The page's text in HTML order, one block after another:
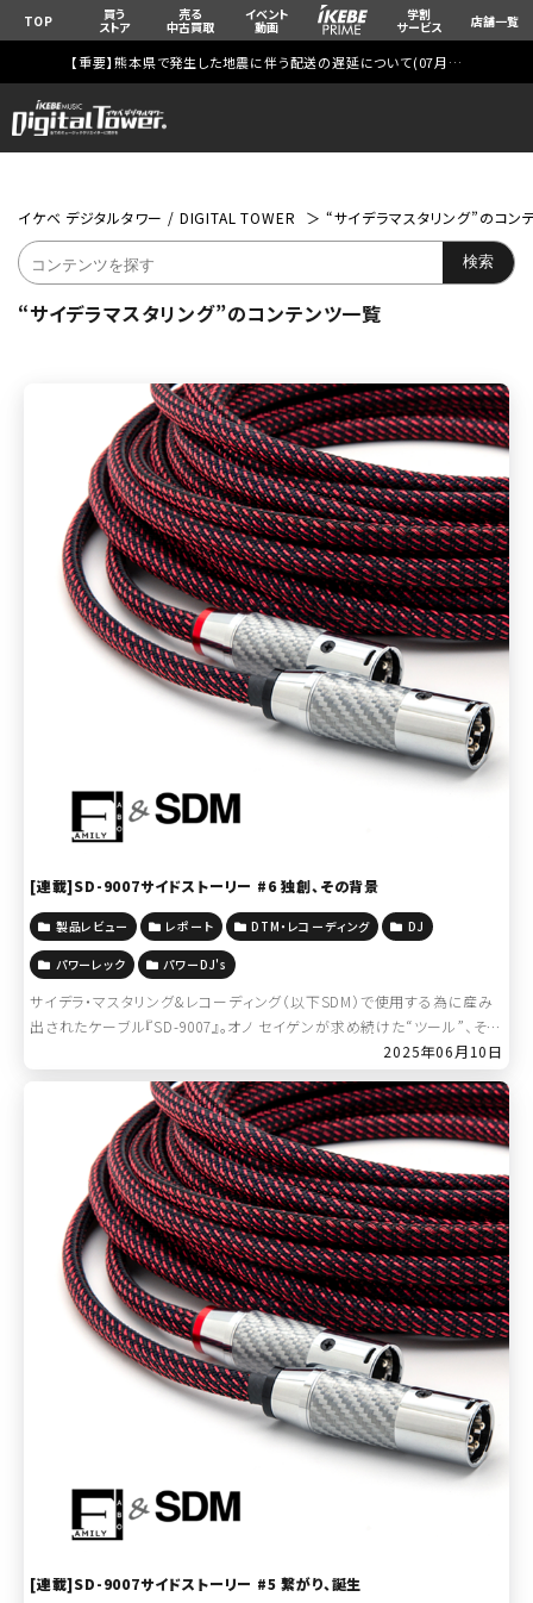
TOP 買う
ストア
売る
中古買取
イベント
動画
学割
サービス 店舗一覧
【重要】熊本県で発生した地震に伴う配送の遅延について(07月29日
イケベ デジタルタワー / DIGITAL TOWER “サイデラマスタリング”のコン
“サイデラマスタリング”のコンテンツ一覧
[連載]SD-9007サイドストーリー #6 独創、その背景
製品レビュー レポート DTM・レコーディング DJ
パワーレック パワーDJ's
サイデラ・マスタリング&レコーディング（以下SDM）で使用する為に産み
出されたケーブル『SD-9007』。オノ セイゲンが求め続けた“ツール”、そこ
に注がれた“知”。 [連載]SD-9007サイドストーリー:＞＞ […]2025年06月10日
[連載]SD-9007サイドストーリー #5 繋がり、誕生